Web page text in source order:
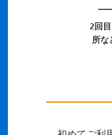
2回
所な